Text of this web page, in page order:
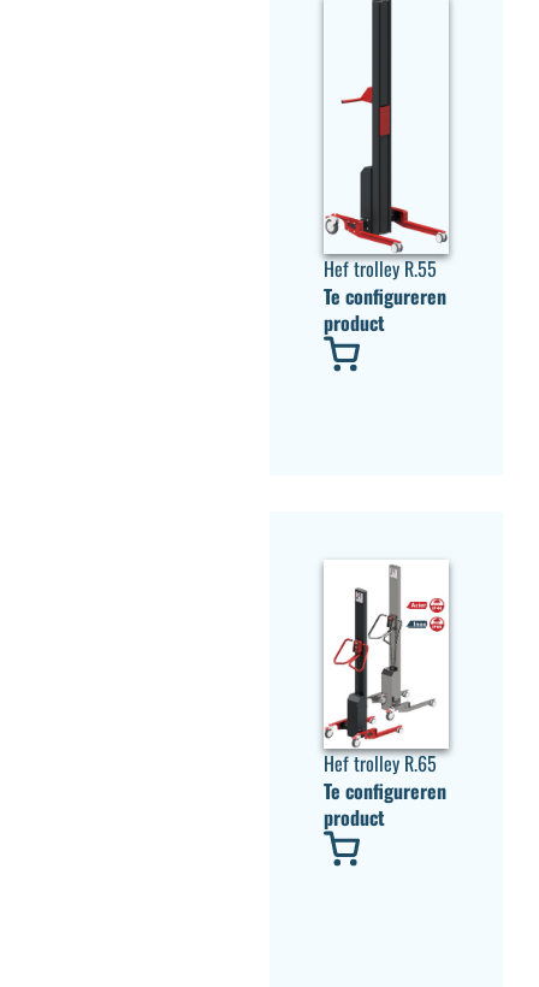
Hef trolley R.55
Te configureren
product
Hef trolley R.65
Te configureren
product